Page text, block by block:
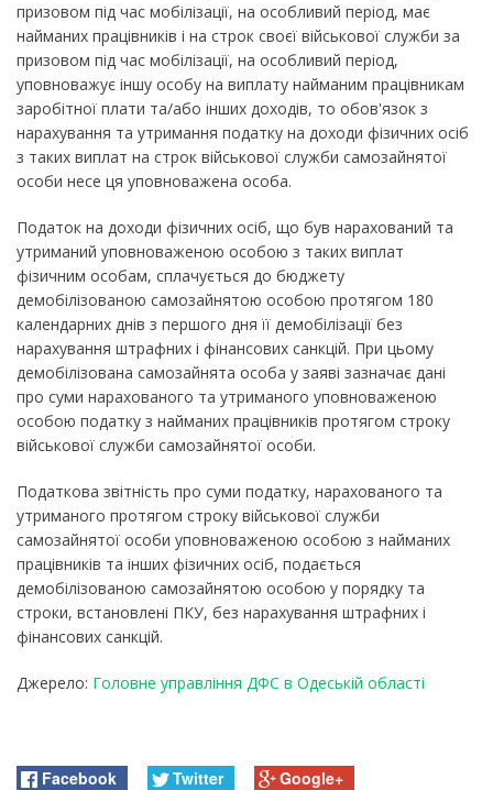
призовом під час мобілізації, на особливий період, має
найманих працівників і на строк своєї військової служби за
призовом під час мобілізації, на особливий період,
уповноважує іншу особу на виплату найманим працівникам
заробітної плати та/або інших доходів, то обов'язок з
нарахування та утримання податку на доходи фізичних осіб
з таких виплат на строк військової служби самозайнятої
особи несе ця уповноважена особа.
Податок на доходи фізичних осіб, що був нарахований та
утриманий уповноваженою особою з таких виплат
фізичним особам, сплачується до бюджету
демобілізованою самозайнятою особою протягом 180
календарних днів з першого дня її демобілізації без
нарахування штрафних і фінансових санкцій. При цьому
демобілізована самозайнята особа у заяві зазначає дані
про суми нарахованого та утриманого уповноваженою
особою податку з найманих працівників протягом строку
військової служби самозайнятої особи.
Податкова звітність про суми податку, нарахованого та
утриманого протягом строку військової служби
самозайнятої особи уповноваженою особою з найманих
працівників та інших фізичних осіб, подається
демобілізованою самозайнятою особою у порядку та
строки, встановлені ПКУ, без нарахування штрафних і
фінансових санкцій.
Джерело: Головне управління ДФС в Одеській області
Facebook Twitter Google+